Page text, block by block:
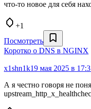
что-то новое для себя
+1
Посмотреть
Коротко о DNS в NGINX
x1shn1k19 мая 2025 в
А я честно говоря не